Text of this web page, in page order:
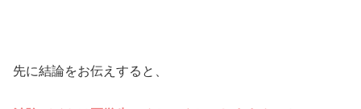
先に結論をお伝えすると、